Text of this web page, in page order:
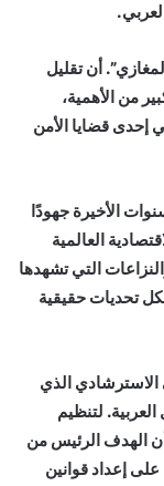
أن تقليل
من الأهمية،
إحدى قضايا الأمن
الأخيرة جهودًا
العالمية
التي تشهدها
تحديات حقيقية
الاسترشادي الذي
لتنظيم
الهدف الرئيس من
إعداد قوانين